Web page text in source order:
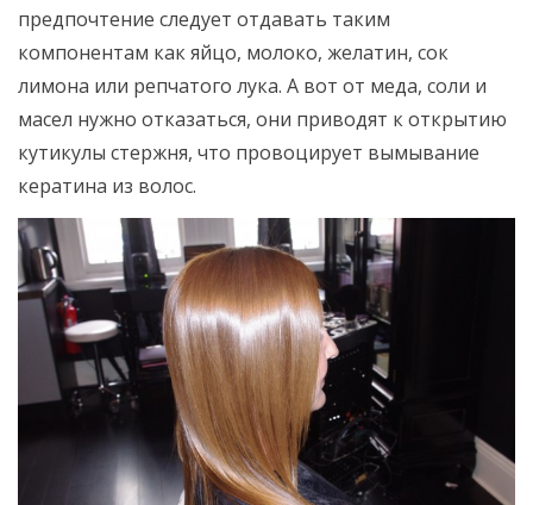
предпочтение следует отдавать таким
компонентам как яйцо, молоко, желатин, сок
лимона или репчатого лука. А вот от меда, соли и
масел нужно отказаться, они приводят к открытию
кутикулы стержня, что провоцирует вымывание
кератина из волос.